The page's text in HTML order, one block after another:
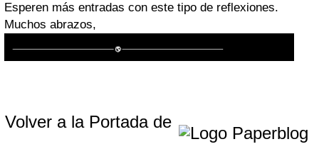
Esperen más entradas con este tipo de reflexiones.
Muchos abrazos,
Volver a la Portada de